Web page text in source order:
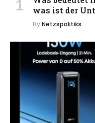
was ist der
ByNetzspolitiks